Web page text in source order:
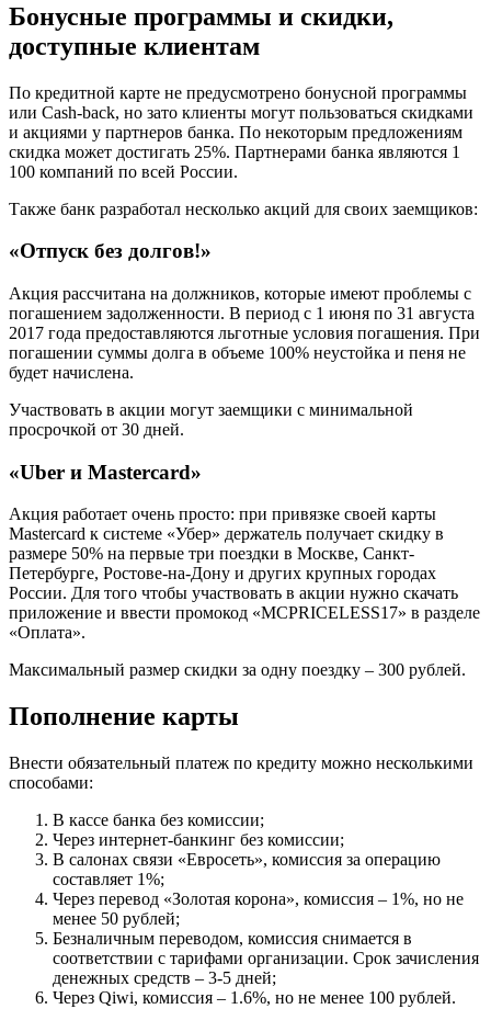
Бонусные программы и скидки,
доступные клиентам
По кредитной карте не предусмотрено бонусной программы
или Cash-back, но зато клиенты могут пользоваться скидками
и акциями у партнеров банка. По некоторым предложениям
скидка может достигать 25%. Партнерами банка являются 1
100 компаний по всей России.
Также банк разработал несколько акций для своих заемщиков:
«Отпуск без долгов!»
Акция рассчитана на должников, которые имеют проблемы с
погашением задолженности. В период с 1 июня по 31 августа
2017 года предоставляются льготные условия погашения. При
погашении суммы долга в объеме 100% неустойка и пеня не
будет начислена.
Участвовать в акции могут заемщики с минимальной
просрочкой от 30 дней.
«Uber и Mastercard»
Акция работает очень просто: при привязке своей карты
Mastercard к системе «Убер» держатель получает скидку в
размере 50% на первые три поездки в Москве, Санкт-
Петербурге, Ростове-на-Дону и других крупных городах
России. Для того чтобы участвовать в акции нужно скачать
приложение и ввести промокод «MCPRICELESS17» в разделе
«Оплата».
Максимальный размер скидки за одну поездку – 300 рублей.
Пополнение карты
Внести обязательный платеж по кредиту можно несколькими
способами:
В кассе банка без комиссии;
Через интернет-банкинг без комиссии;
В салонах связи «Евросеть», комиссия за операцию
составляет 1%;
Через перевод «Золотая корона», комиссия – 1%, но не
менее 50 рублей;
Безналичным переводом, комиссия снимается в
соответствии с тарифами организации. Срок зачисления
денежных средств – 3-5 дней;
Через Qiwi, комиссия – 1.6%, но не менее 100 рублей.